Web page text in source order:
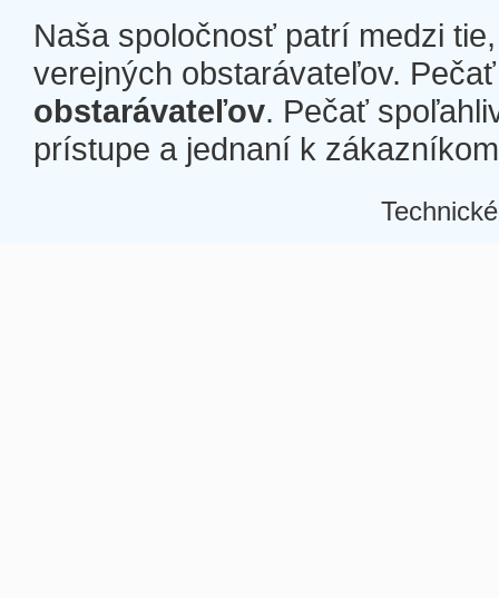
Naša spoločnosť patrí medzi
verejných obstarávateľov.
obstarávateľov. Pečať
prístupe a jednaní k